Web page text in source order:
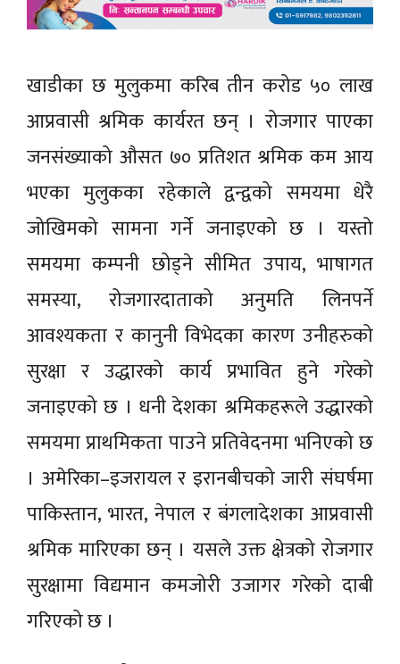
खाडीका छ मुलुकमा करिब तीन करोड ५० लाख
आप्रवासी श्रमिक कार्यरत छन् । रोजगार पाएका
जनसंख्याको औसत ७० प्रतिशत श्रमिक कम आय
भएका मुलुकका रहेकाले द्वन्द्वको समयमा धेरै
जोखिमको सामना गर्ने जनाइएको छ । यस्तो
समयमा कम्पनी छोड्ने सीमित उपाय, भाषागत
समस्या, रोजगारदाताको अनुमति लिनपर्ने
आवश्यकता र कानुनी विभेदका कारण उनीहरुको
सुरक्षा र उद्धारको कार्य प्रभावित हुने गरेको
जनाइएको छ । धनी देशका श्रमिकहरूले उद्धारको
समयमा प्राथमिकता पाउने प्रतिवेदनमा भनिएको छ
। अमेरिका–इजरायल र इरानबीचको जारी संघर्षमा
पाकिस्तान, भारत, नेपाल र बंगलादेशका आप्रवासी
श्रमिक मारिएका छन् । यसले उक्त क्षेत्रको रोजगार
सुरक्षामा विद्यमान कमजोरी उजागर गरेको दाबी
गरिएको छ ।